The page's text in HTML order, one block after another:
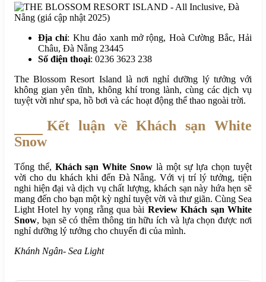
Địa chỉ: Khu đảo xanh mở rộng, Hoà Cường Bắc, Hải
Châu, Đà Nẵng 23445
Số điện thoại: 0236 3623 238
The Blossom Resort Island là nơi nghỉ dưỡng lý tưởng với
không gian yên tĩnh, không khí trong lành, cùng các dịch vụ
tuyệt vời như spa, hồ bơi và các hoạt động thể thao ngoài trời.
Kết luận về Khách sạn White
Snow
Tổng thể, Khách sạn White Snow là một sự lựa chọn tuyệt
vời cho du khách khi đến Đà Nẵng. Với vị trí lý tưởng, tiện
nghi hiện đại và dịch vụ chất lượng, khách sạn này hứa hẹn sẽ
mang đến cho bạn một kỳ nghỉ tuyệt vời và thư giãn. Cùng Sea
Light Hotel hy vọng rằng qua bài Review Khách sạn White
Snow, bạn sẽ có thêm thông tin hữu ích và lựa chọn được nơi
nghỉ dưỡng lý tưởng cho chuyến đi của mình.
Khánh Ngân- Sea Light